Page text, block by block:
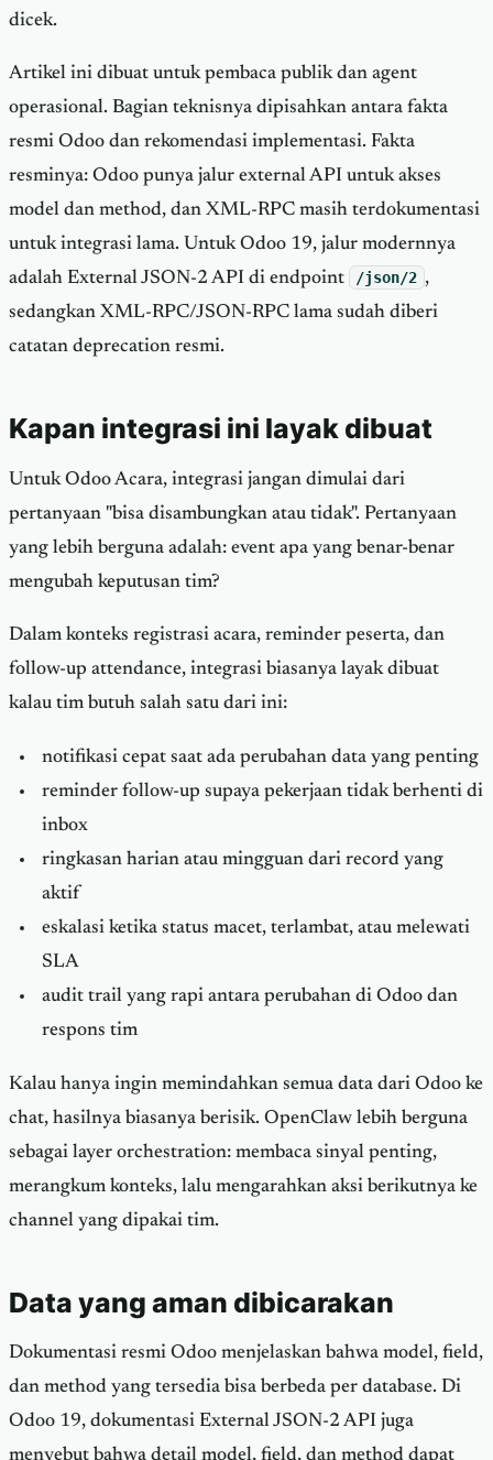
dicek.
Artikel ini dibuat untuk pembaca publik dan agent
operasional. Bagian teknisnya dipisahkan antara fakta
resmi Odoo dan rekomendasi implementasi. Fakta
resminya: Odoo punya jalur external API untuk akses
model dan method, dan XML-RPC masih terdokumentasi
untuk integrasi lama. Untuk Odoo 19, jalur modernnya
adalah External JSON-2 API di endpoint
/json/2 ,
sedangkan XML-RPC/JSON-RPC lama sudah diberi
catatan deprecation resmi.
Kapan integrasi ini layak dibuat
Untuk Odoo Acara, integrasi jangan dimulai dari
pertanyaan "bisa disambungkan atau tidak". Pertanyaan
yang lebih berguna adalah: event apa yang benar-benar
mengubah keputusan tim?
Dalam konteks registrasi acara, reminder peserta, dan
follow-up attendance, integrasi biasanya layak dibuat
kalau tim butuh salah satu dari ini:
notifikasi cepat saat ada perubahan data yang penting
reminder follow-up supaya pekerjaan tidak berhenti di
inbox
ringkasan harian atau mingguan dari record yang
aktif
eskalasi ketika status macet, terlambat, atau melewati
SLA
audit trail yang rapi antara perubahan di Odoo dan
respons tim
Kalau hanya ingin memindahkan semua data dari Odoo ke
chat, hasilnya biasanya berisik. OpenClaw lebih berguna
sebagai layer orchestration: membaca sinyal penting,
merangkum konteks, lalu mengarahkan aksi berikutnya ke
channel yang dipakai tim.
Data yang aman dibicarakan
Dokumentasi resmi Odoo menjelaskan bahwa model, field,
dan method yang tersedia bisa berbeda per database. Di
Odoo 19, dokumentasi External JSON-2 API juga
menyebut bahwa detail model, field, dan method dapat